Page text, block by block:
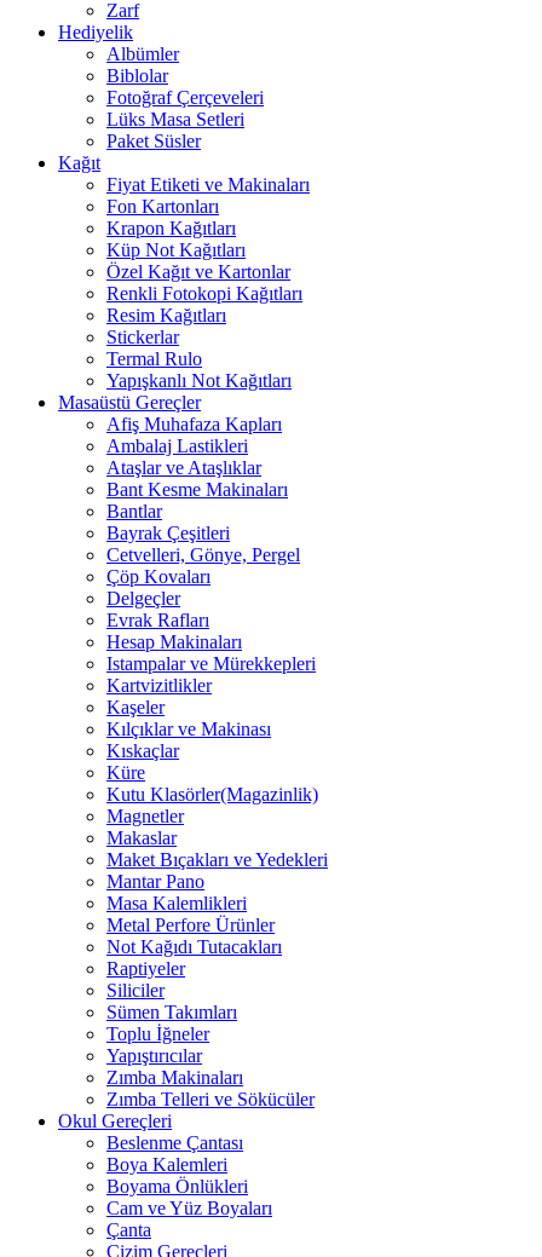
Zarf
Hediyelik
Albümler
Biblolar
Fotoğraf Çerçeveleri
Lüks Masa Setleri
Paket Süsler
Kağıt
Fiyat Etiketi ve Makinaları
Fon Kartonları
Krapon Kağıtları
Küp Not Kağıtları
Özel Kağıt ve Kartonlar
Renkli Fotokopi Kağıtları
Resim Kağıtları
Stickerlar
Termal Rulo
Yapışkanlı Not Kağıtları
Masaüstü Gereçler
Afiş Muhafaza Kapları
Ambalaj Lastikleri
Ataşlar ve Ataşlıklar
Bant Kesme Makinaları
Bantlar
Bayrak Çeşitleri
Cetvelleri, Gönye, Pergel
Çöp Kovaları
Delgeçler
Evrak Rafları
Hesap Makinaları
Istampalar ve Mürekkepleri
Kartvizitlikler
Kaşeler
Kılçıklar ve Makinası
Kıskaçlar
Küre
Kutu Klasörler(Magazinlik)
Magnetler
Makaslar
Maket Bıçakları ve Yedekleri
Mantar Pano
Masa Kalemlikleri
Metal Perfore Ürünler
Not Kağıdı Tutacakları
Raptiyeler
Siliciler
Sümen Takımları
Toplu İğneler
Yapıştırıcılar
Zımba Makinaları
Zımba Telleri ve Sökücüler
Okul Gereçleri
Beslenme Çantası
Boya Kalemleri
Boyama Önlükleri
Cam ve Yüz Boyaları
Çanta
Çizim Gereçleri